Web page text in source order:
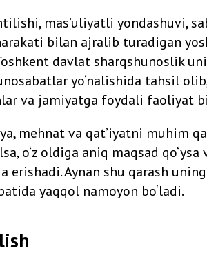
mas’uliyatli yondashuvi,
bilan ajralib turadigan
davlat sharqshunoslik
yo‘nalishida tahsil
va jamiyatga foydali faoliyat
mehnat va qat’iyatni muhim
o‘z oldiga aniq maqsad qo‘ysa
Aynan shu qarash uning
yaqqol namoyon bo‘ladi.